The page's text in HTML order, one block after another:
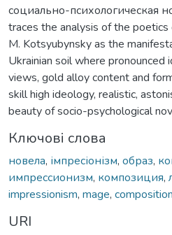
социально-психологическая
traces the analysis of the
M. Kotsyubynsky as the
Ukrainian soil where pronounced
views, gold alloy content and
skill high ideology, realistic,
beauty of socio-psychological
Ключові слова
новела, імпресіонізм, образ,
импрессионизм, композиция,
impressionism, mage, composition
URI